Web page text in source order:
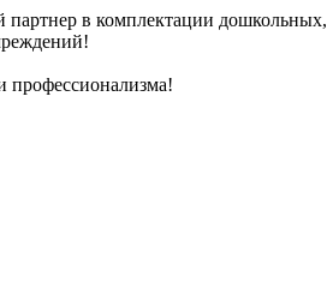
в комплектации дошкольных,
профессионализма!